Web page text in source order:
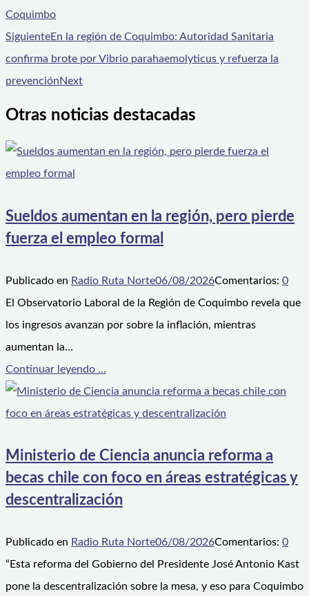
Coquimbo
SiguienteEn la región de Coquimbo: Autoridad Sanitaria
confirma brote por Vibrio parahaemolyticus y refuerza la
prevenciónNext
Otras noticias destacadas
Sueldos aumentan en la región, pero pierde
fuerza el empleo formal
Publicado en Radio Ruta Norte06/08/2026Comentarios: 0
El Observatorio Laboral de la Región de Coquimbo revela que
los ingresos avanzan por sobre la inflación, mientras
aumentan la…
Continuar leyendo ...
Ministerio de Ciencia anuncia reforma a
becas chile con foco en áreas estratégicas y
descentralización
Publicado en Radio Ruta Norte06/08/2026Comentarios: 0
“Esta reforma del Gobierno del Presidente José Antonio Kast
pone la descentralización sobre la mesa, y eso para Coquimbo